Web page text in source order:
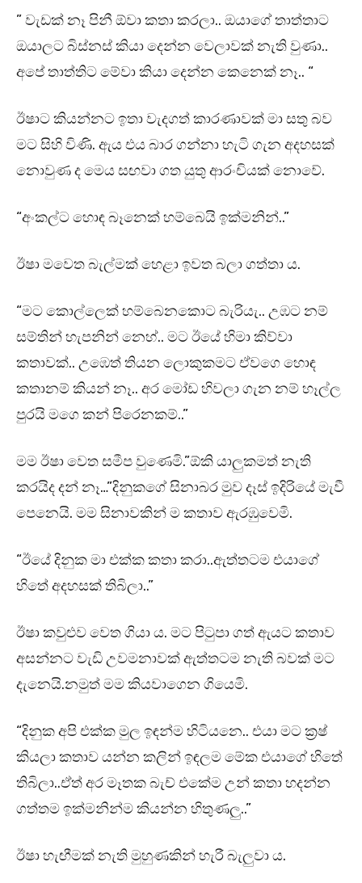
” වැඩක් නෑ පිනී ඕවා කතා කරලා.. ඔයාගේ තාත්තාට
ඔයාලට බිස්නස් කියා දෙන්න වෙලාවක් නැති වුණා..
අපේ තාත්තිට මේවා කියා දෙන්න කෙනෙක් නෑ.. “
ඊෂාට කියන්නට ඉතා වැදගත් කාරණාවක් මා සතු බව
මට සිහි විණි. ඇය එය බාර ගන්නා හැටි ගැන අදහසක්
නොවුණ ද මෙය සඟවා ගත යුතු ආරංචියක් නොවේ.
“අංකල්ට හොඳ බෑනෙක් හම්බෙයි ඉක්මනින්..”
ඊෂා මවෙත බැල්මක් හෙළා ඉවත බලා ගත්තා ය.
“මට කොල්ලෙක් හම්බෙනකොට බැරියැ.. උඹට නම්
සම්තින් හැපනින් නෙහ්.. මට ඊයේ හිමා කිව්වා
කතාවක්.. උඹෙත් තියන ලොකුකමට ඒවගෙ හොඳ
කතානම් කියන් නෑ.. අර මෝඩ හිවලා ගැන නම් හෑල්ල
පුරයි මගෙ කන් පිරෙනකම්..”
මම ඊෂා වෙත සමීප වුණෙමි.”ඕකි යාලුකමත් නැති
කරයිද දන් නෑ…”දිනුකගේ සිනාබර මුව දෑස් ඉදිරියේ මැවී
පෙනෙයි. මම සිනාවකින් ම කතාව ඇරඹුවෙමි.
“ඊයේ දිනුක මා එක්ක කතා කරා..ඇත්තටම එයාගේ
හිතේ අදහසක් තිබිලා..”
ඊෂා කවුළුව වෙත ගියා ය. මට පිටුපා ගත් ඇයට කතාව
අසන්නට වැඩි උවමනාවක් ඇත්තටම නැති බවක් මට
දැනෙයි.නමුත් මම කියවාගෙන ගියෙමි.
“දිනුක අපි එක්ක මුල ඉඳන්ම හිටියනෙ.. එයා මට ක්‍රෂ්
කියලා කතාව යන්න කලින් ඉඳලම මේක එයාගේ හිතේ
තිබිලා..ඒත් අර මෑතක බැච් එකේම උන් කතා හදන්න
ගත්තම ඉක්මනින්ම කියන්න හිතුණලු..”
ඊෂා හැඟීමක් නැති මුහුණකින් හැරී බැලුවා ය.